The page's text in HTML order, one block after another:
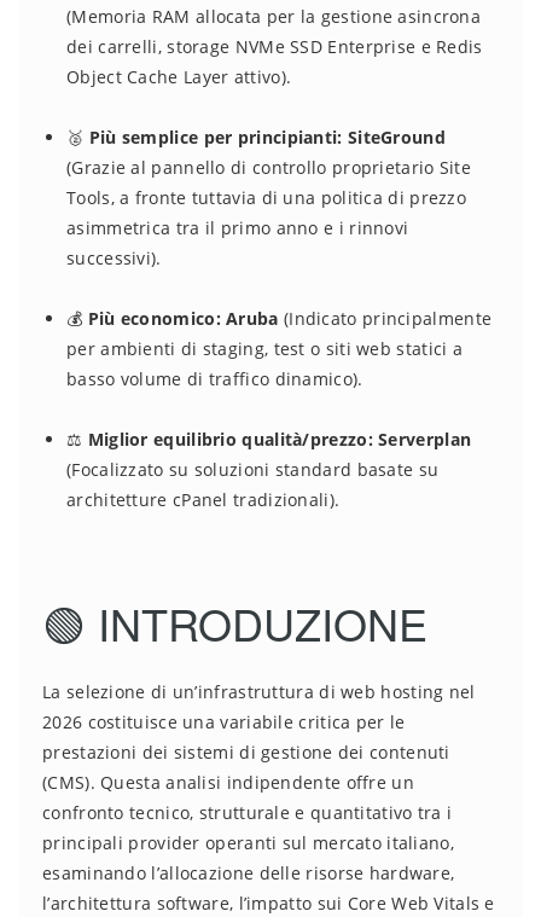
(Memoria RAM allocata per la gestione asincrona
dei carrelli, storage NVMe SSD Enterprise e Redis
Object Cache Layer attivo).
🥈 Più semplice per principianti: SiteGround
(Grazie al pannello di controllo proprietario Site
Tools, a fronte tuttavia di una politica di prezzo
asimmetrica tra il primo anno e i rinnovi
successivi).
💰 Più economico: Aruba (Indicato principalmente
per ambienti di staging, test o siti web statici a
basso volume di traffico dinamico).
⚖️ Miglior equilibrio qualità/prezzo: Serverplan
(Focalizzato su soluzioni standard basate su
architetture cPanel tradizionali).
🟢 INTRODUZIONE
La selezione di un’infrastruttura di web hosting nel
2026 costituisce una variabile critica per le
prestazioni dei sistemi di gestione dei contenuti
(CMS). Questa analisi indipendente offre un
confronto tecnico, strutturale e quantitativo tra i
principali provider operanti sul mercato italiano,
esaminando l’allocazione delle risorse hardware,
l’architettura software, l’impatto sui Core Web Vitals e